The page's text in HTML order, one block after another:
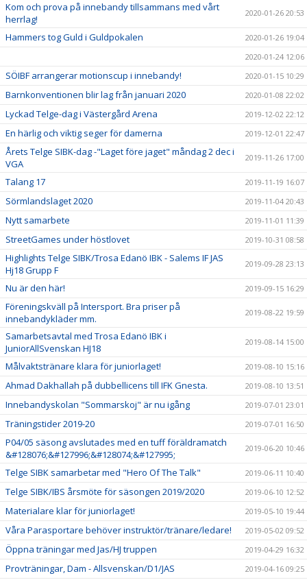
Kom och prova på innebandy tillsammans med vårt
herrlag!
2020-01-26 20:53
Hammers tog Guld i Guldpokalen
2020-01-26 19:04
2020-01-24 12:06
SÖIBF arrangerar motionscup i innebandy! 2020-01-15 10:29
Barnkonventionen blir lag från januari 2020 2020-01-08 22:02
Lyckad Telge-dag i Västergård Arena 2019-12-02 22:12
En härlig och viktig seger för damerna 2019-12-01 22:47
Årets Telge SIBK-dag -"Laget före jaget" måndag 2 dec i
VGA
2019-11-26 17:00
Talang 17 2019-11-19 16:07
Sörmlandslaget 2020 2019-11-04 20:43
Nytt samarbete 2019-11-01 11:39
StreetGames under höstlovet 2019-10-31 08:58
Highlights Telge SIBK/Trosa Edanö IBK - Salems IF JAS
Hj18 Grupp F
2019-09-28 23:13
Nu är den här! 2019-09-15 16:29
Föreningskväll på Intersport. Bra priser på
innebandykläder mm.
2019-08-22 19:59
Samarbetsavtal med Trosa Edanö IBK i
JuniorAllSvenskan HJ18
2019-08-14 15:00
Målvaktstränare klara för juniorlaget! 2019-08-10 15:16
Ahmad Dakhallah på dubbellicens till IFK Gnesta. 2019-08-10 13:51
Innebandyskolan "Sommarskoj" är nu igång 2019-07-01 23:01
Träningstider 2019-20 2019-07-01 16:50
P04/05 säsong avslutades med en tuff föräldramatch
&#128076;&#127996;&#128074;&#127995;
2019-06-20 10:46
Telge SIBK samarbetar med "Hero Of The Talk" 2019-06-11 10:40
Telge SIBK/IBS årsmöte för säsongen 2019/2020 2019-06-10 12:52
Materialare klar för juniorlaget! 2019-05-10 19:44
Våra Parasportare behöver instruktör/tränare/ledare! 2019-05-02 09:52
Öppna träningar med Jas/HJ truppen 2019-04-29 16:32
Provträningar, Dam - Allsvenskan/D1/JAS 2019-04-16 09:25